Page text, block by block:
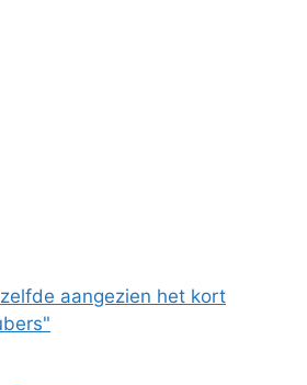
aangezien het kort